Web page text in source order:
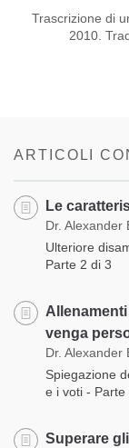
Trascrizione di
2010.
ARTICOLI
Le
Dr. Alexander
Ulteriore
Parte 2 di 3
venga
Dr. Alexander
Spiegazione
e i voti - Parte
Superare